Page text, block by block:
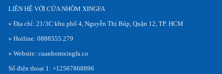
LIÊN HỆ VỚI CỬA NHÔM XINGFA
» Địa chỉ: 21/3C khu phố 4, Nguyễn Thị Búp, Quận 12, TP. HCM
» Hotline: 0888555.279
» Website: cuanhomxingfa.co
Số điện thoại 1: +12567868896